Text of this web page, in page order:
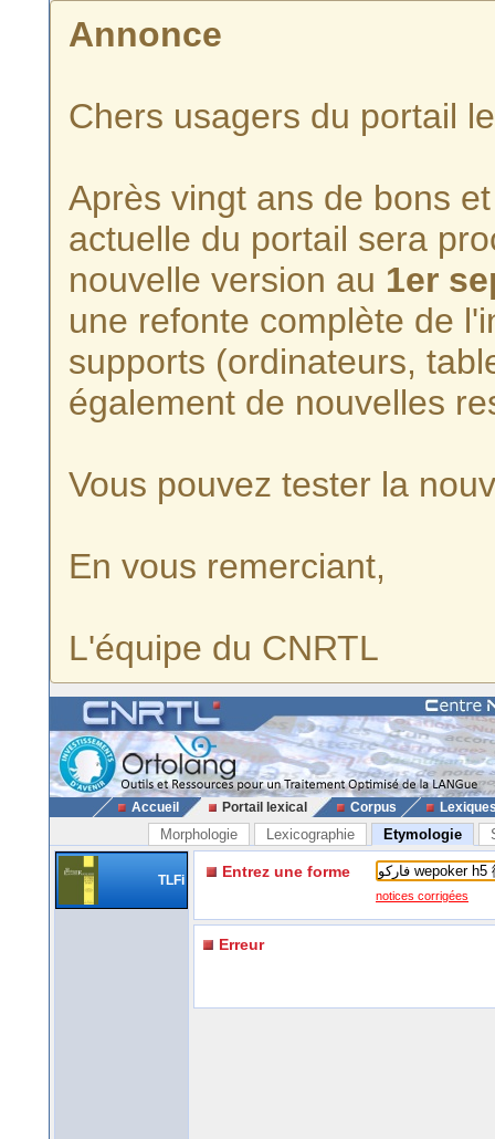
Annonce
Chers usagers du portail
Après vingt ans de bons
actuelle du portail sera
nouvelle version au 1er
une refonte complète de
supports (ordinateurs,
également de nouvelles
Vous pouvez tester la
En vous remerciant,
L'équipe du CNRTL
Accueil Portail lexical Corpus
Morphologie Lexicographie Etymologie
TLFi Entrez une forme
notices corrigées
Erreur